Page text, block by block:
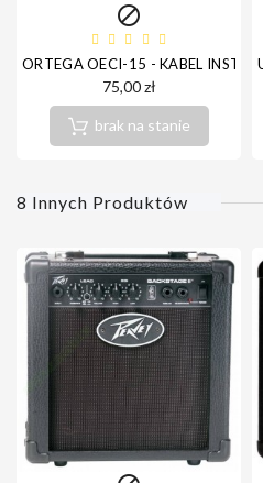

ORTEGA OECI-15 - KABEL
75,00 zł
brak na stanie
8 Innych Produktów